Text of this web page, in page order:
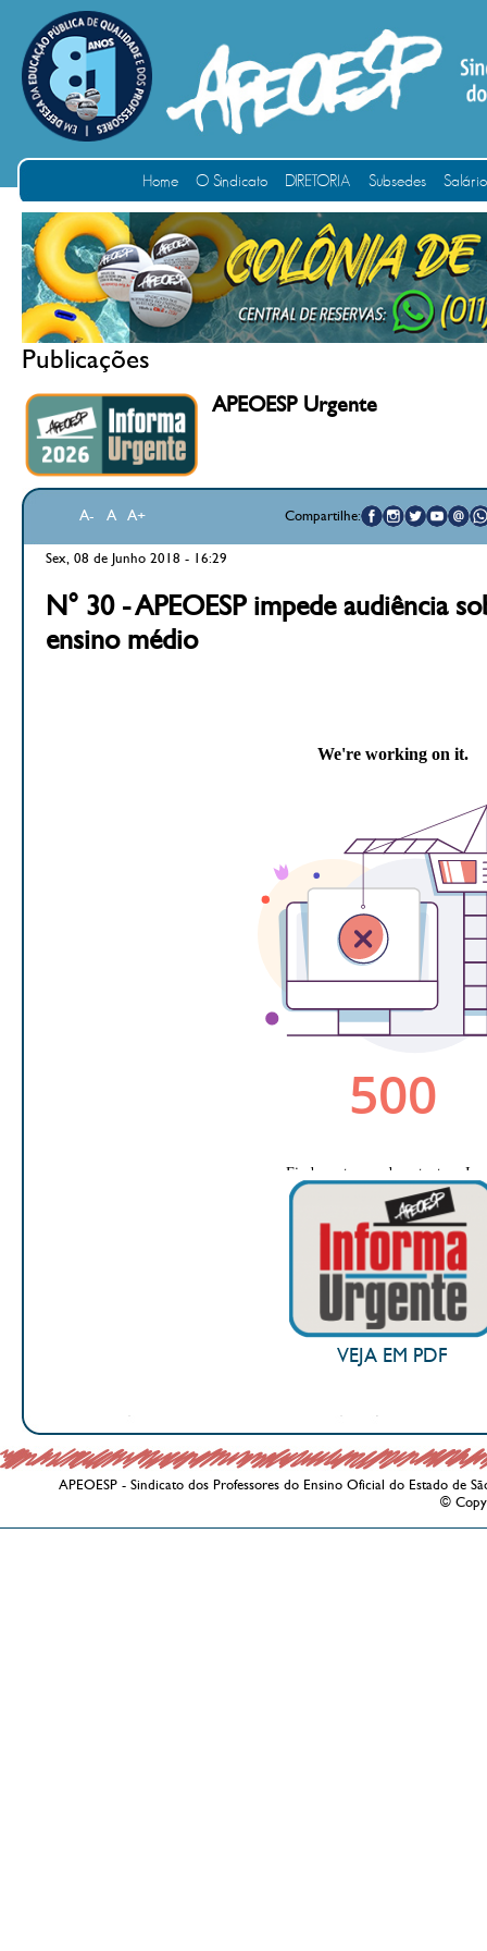
Home O Sindicato DIRETORIA Subsedes
Publicações
APEOESP Urgente
A- A A+ Compartilhe:
Sex, 08 de Junho 2018 - 16:29
N° 30 - APEOESP impede audiência
ensino médio
VEJA EM PDF
APEOESP - Sindicato dos Professores do Ensino Oficial do Estado de
©